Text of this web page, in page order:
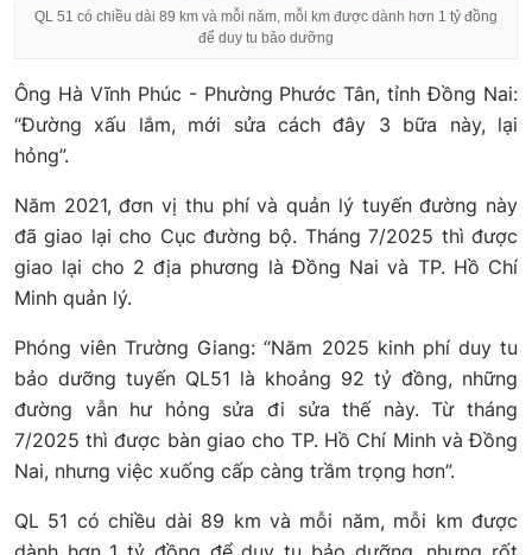
QL 51 có chiều dài 89 km và mỗi năm, mỗi km được dành hơn 1 tỷ đồng
để duy tu bảo dưỡng
Ông Hà Vĩnh Phúc - Phường Phước Tân, tỉnh Đồng Nai:
“Đường xấu lắm, mới sửa cách đây 3 bữa này, lại
hỏng”.
Năm 2021, đơn vị thu phí và quản lý tuyến đường này
đã giao lại cho Cục đường bộ. Tháng 7/2025 thì được
giao lại cho 2 địa phương là Đồng Nai và TP. Hồ Chí
Minh quản lý.
Phóng viên Trường Giang: “Năm 2025 kinh phí duy tu
bảo dưỡng tuyến QL51 là khoảng 92 tỷ đồng, những
đường vẫn hư hỏng sửa đi sửa thế này. Từ tháng
7/2025 thì được bàn giao cho TP. Hồ Chí Minh và Đồng
Nai, nhưng việc xuống cấp càng trầm trọng hơn”.
QL 51 có chiều dài 89 km và mỗi năm, mỗi km được